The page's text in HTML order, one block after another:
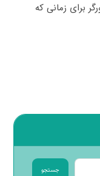
برای زمانی که
جستجو